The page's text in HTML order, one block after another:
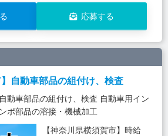
応募する
】自動車部品の組付け、検査
動車部品の組付け、検査 自動車用イン
ポ部品の溶接・機械加工
【神奈川県横須賀市】時給